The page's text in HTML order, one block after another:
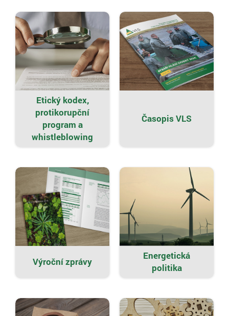
Etický kodex,
protikorupční
program a
whistleblowing
Časopis VLS
Výroční zprávy
Energetická
politika